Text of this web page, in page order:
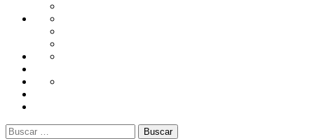
Desarrollo
Gestión
Laborales
Selección
Buscar: